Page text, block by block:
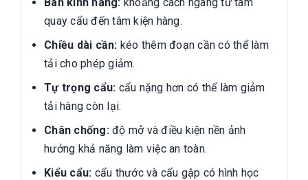
quay cẩu đến tâm kiện hàng.
Chiều dài cần: kéo thêm đoạn cần có thể làm
tải cho phép giảm.
Tự trọng cẩu: cẩu nặng hơn có thể làm giảm
tải hàng còn lại.
Chân chống:độ mở và điều kiện nền ảnh
hưởng khả năng làm việc an toàn.
Kiểu cẩu: cẩu thước và cẩu gập có hình học